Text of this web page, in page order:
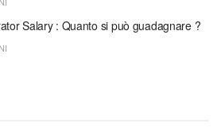
Salary : Quanto si può guadagnare ?